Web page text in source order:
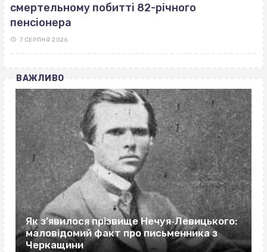
смертельному побитті 82-річного
пенсіонера
7 СЕРПНЯ 2026
ВАЖЛИВО
Як з’явилося прізвище Нечуя‐Левицького:
маловідомий факт про письменника з
Черкащини